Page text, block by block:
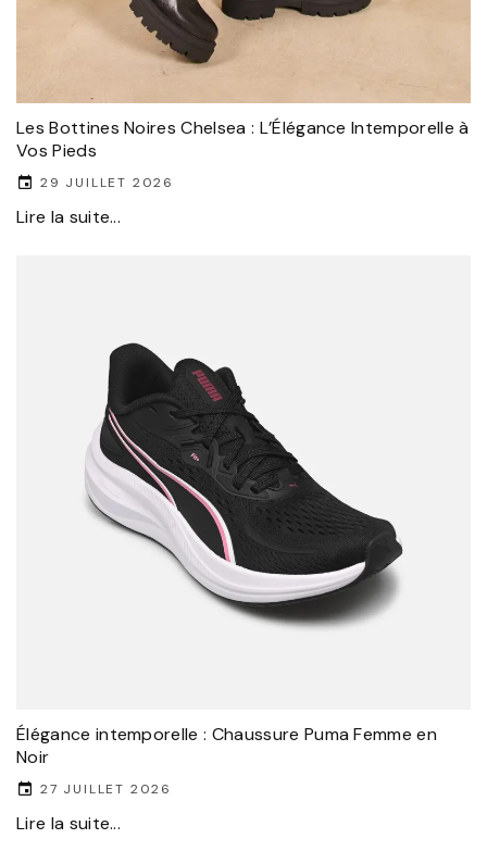
Les Bottines Noires Chelsea : L’Élégance Intemporelle à
Vos Pieds
29 JUILLET 2026
Lire la suite...
Élégance intemporelle : Chaussure Puma Femme en
Noir
27 JUILLET 2026
Lire la suite...